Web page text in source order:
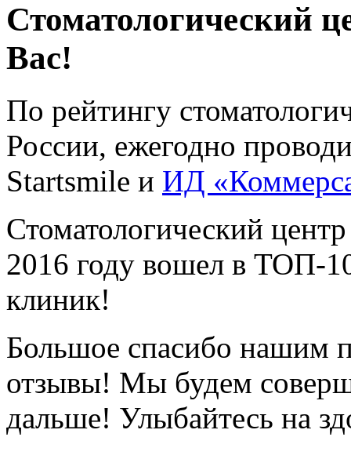
Стоматологический
Вас!
По рейтингу
России, ежегодно
Startsmile и ИД
Стоматологический
2016 году вошел в ТОП-
клиник!
Большое спасибо нашим
отзывы! Мы будем
дальше! Улыбайтесь на